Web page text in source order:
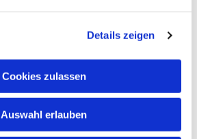
Details zeigen
Cookies zulassen
Auswahl erlauben